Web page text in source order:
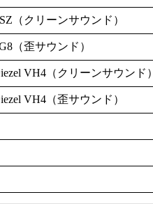
（クリーンサウンド）
（歪サウンド）
VH4（クリーンサウンド）
VH4（歪サウンド）